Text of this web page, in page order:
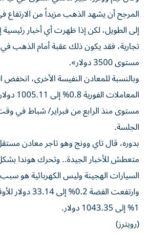
المرجح أن يشهد الذهب مزيداً من الارتفاع
إلى الطويل، لكن إذا ظهرت أي أخبار
تجارية، فقد يكون ذلك عقبة أمام الذهب
مستوى 3500 دولار».
وبالنسبة للمعادن النفيسة الأخرى، انخفض
مستوى منذ الرابع من فبراير/ شباط في
الجلسة.
بدوره، قال تاي وونج وهو تاجر معادن
متعطش للأخبار الجيدة.. وتحرك هوندا
السيارات الهجينة وليس الكهربائية هو
وارتفعت الفضة
1% إلى 1043.35 دولار.
(رويترز)